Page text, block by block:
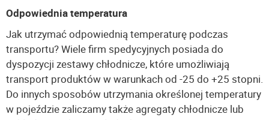
Odpowiednia temperatura
Jak utrzymać odpowiednią temperaturę podczas
transportu? Wiele firm spedycyjnych posiada do
dyspozycji zestawy chłodnicze, które umożliwiają
transport produktów w warunkach od -25 do +25 stopni.
Do innych sposobów utrzymania określonej temperatury
w pojeździe zaliczamy także agregaty chłodnicze lub